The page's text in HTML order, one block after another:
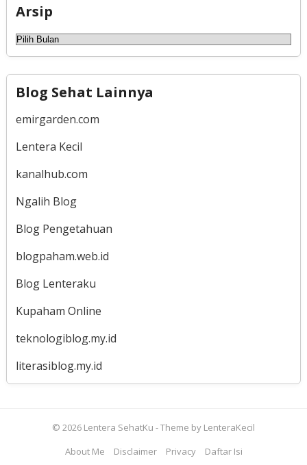
Arsip
Arsip
Blog Sehat Lainnya
emirgarden.com
Lentera Kecil
kanalhub.com
Ngalih Blog
Blog Pengetahuan
blogpaham.web.id
Blog Lenteraku
Kupaham Online
teknologiblog.my.id
literasiblog.my.id
© 2026 Lentera SehatKu - Theme by LenteraKecil
About Me
Disclaimer Privacy Daftar Isi